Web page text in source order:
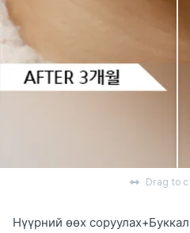
Drag to
Нүүрний өөх